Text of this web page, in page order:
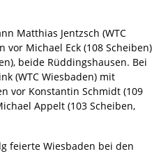
Matthias Jentzsch (WTC
vor Michael Eck (108 Scheiben)
beide Rüddingshausen. Bei
(WTC Wiesbaden) mit
vor Konstantin Schmidt (109
Appelt (103 Scheiben,
feierte Wiesbaden bei den